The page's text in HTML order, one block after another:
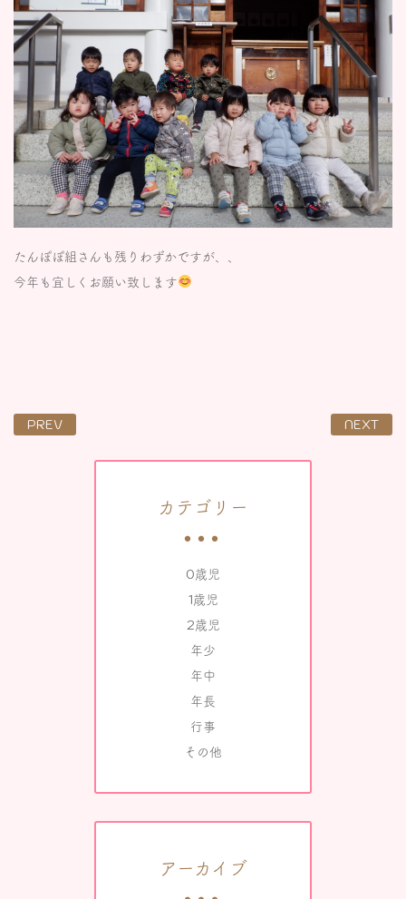
たんぽぽ組さんも残りわずかですが、、
今年も宜しくお願い致します
PREV NEXT
カテゴリー
0歳児
1歳児
2歳児
年少
年中
年長
行事
その他
アーカイブ